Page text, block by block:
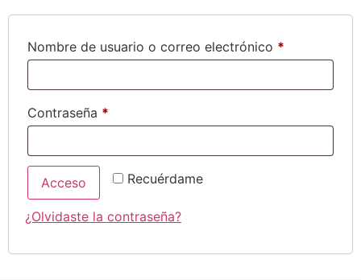
Nombre de usuario o correo electrónico *
Contraseña *
Recuérdame
Acceso
¿Olvidaste la contraseña?